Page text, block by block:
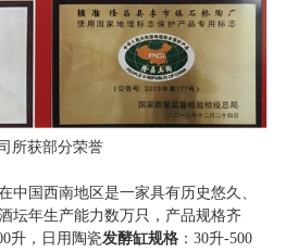
所获部分荣誉
中国西南地区是一家具有历史悠久、
坛年生产能力数万只，产品规格齐
升，日用陶瓷发酵缸规格 ：30升-500